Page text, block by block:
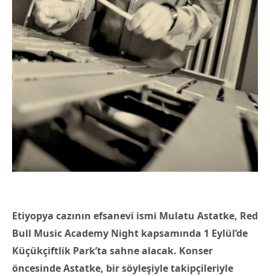
Etiyopya cazının efsanevi ismi Mulatu Astatke, Red
Bull Music Academy Night kapsamında 1 Eylül’de
Küçükçiftlik Park’ta sahne alacak. Konser
öncesinde Astatke, bir söyleşiyle takipçileriyle